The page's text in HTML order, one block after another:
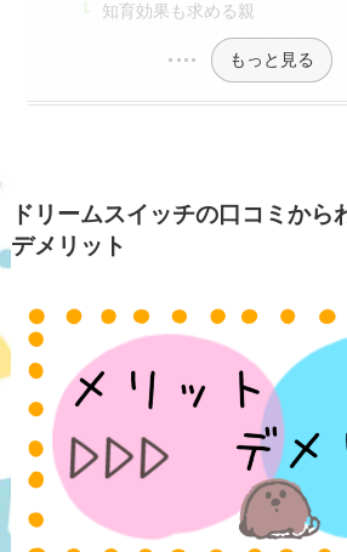
知育効果も求める親
もっと見る
ドリームスイッチの口コミから
デメリット